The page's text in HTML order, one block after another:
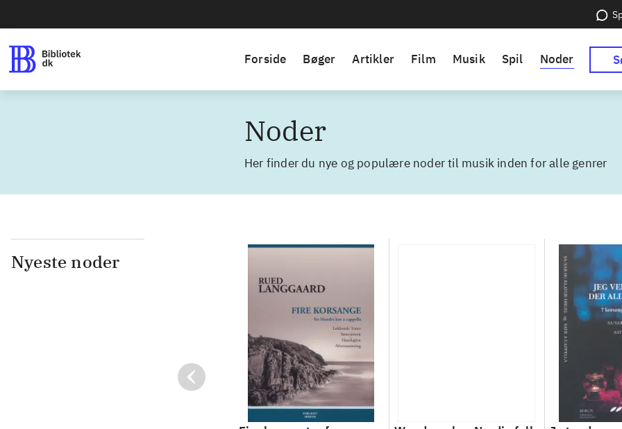
Forside Bøger Artikler Film Musik Spil Noder
Noder
Her finder du nye og populære noder til musik inden for alle genrer
Nyeste noder